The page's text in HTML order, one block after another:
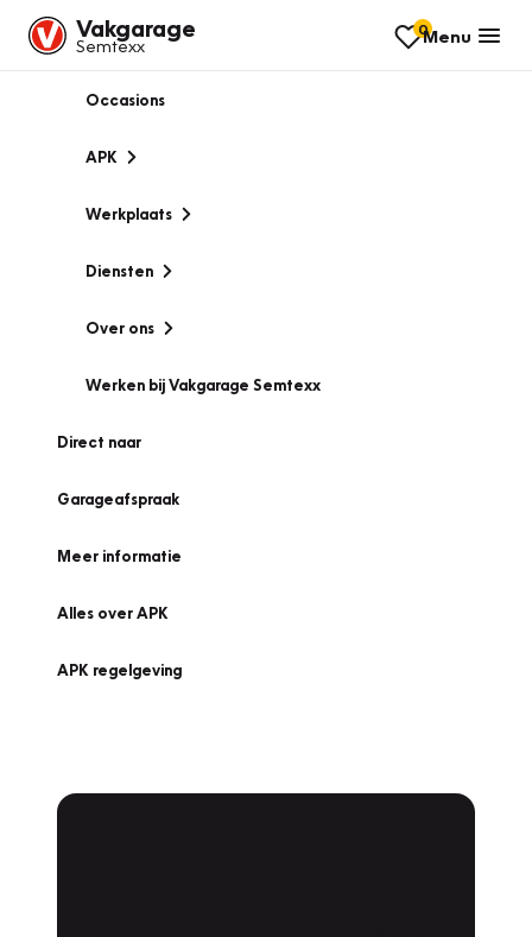
Vakgarage
Semtexx
0Menu
Occasions
APK
Werkplaats
Diensten
Over ons
Werken bij Vakgarage Semtexx
Direct naar
Garageafspraak
Meer informatie
Alles over APK
APK regelgeving